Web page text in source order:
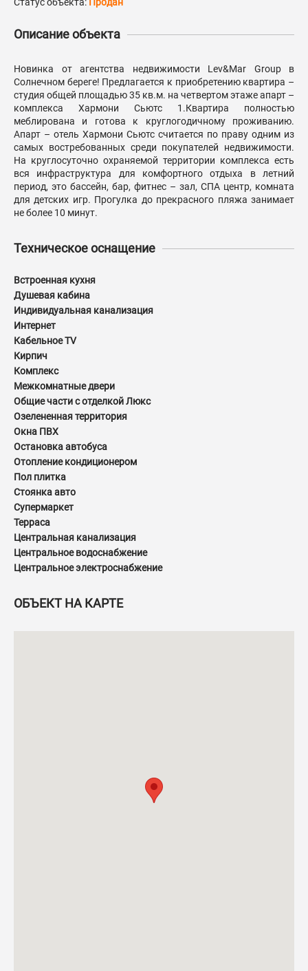
Описание объекта
Новинка от агентства недвижимости Lev&Mar Group в
Солнечном береге! Предлагается к приобретению квартира –
студия общей площадью 35 кв.м. на четвертом этаже апарт –
комплекса Хармони Сьютс 1.Квартира полностью
меблирована и готова к круглогодичному проживанию.
Апарт – отель Хармони Сьютс считается по праву одним из
самых востребованных среди покупателей недвижимости.
На круглосуточно охраняемой территории комплекса есть
вся инфраструктура для комфортного отдыха в летний
период, это бассейн, бар, фитнес – зал, СПА центр, комната
для детских игр. Прогулка до прекрасного пляжа занимает
не более 10 минут.
Техническое оснащение
Встроенная кухня
Душевая кабина
Индивидуальная канализация
Интернет
Кабельное TV
Кирпич
Комплекс
Межкомнатные двери
Общие части с отделкой Люкс
Озелененная территория
Окна ПВХ
Остановка автобуса
Отопление кондиционером
Пол плитка
Стоянка авто
Супермаркет
Терраса
Центральная канализация
Центральное водоснабжение
Центральное электроснабжение
ОБЪЕКТ НА КАРТЕ